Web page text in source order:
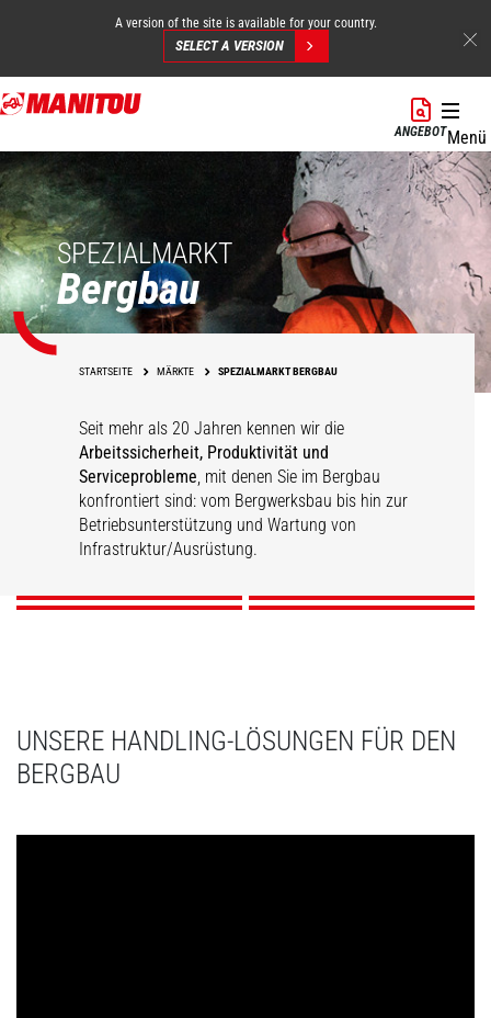
Direkt
zum
A version of the site is available for your country.
SELECT A VERSION
ANGEBOTMenü
SPEZIALMARKT
Bergbau
STARTSEITE MÄRKTE SPEZIALMARKT BERGBAU
Seit mehr als 20 Jahren kennen wir die
Arbeitssicherheit, Produktivität und
Serviceprobleme, mit denen Sie im Bergbau
konfrontiert sind: vom Bergwerksbau bis hin zur
Betriebsunterstützung und Wartung von
Infrastruktur/Ausrüstung.
Tagebau Untertagebau
Bergbauanlagen
ENTDECKEN
Lagerhaltung
ENTDECKEN
UNSERE HANDLING-LÖSUNGEN FÜR DEN
BERGBAU